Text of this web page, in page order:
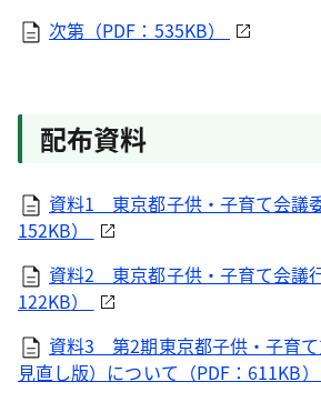
次第（PDF：535KB）
配布資料
資料1 東京都子供・子育て会議
152KB）
資料2 東京都子供・子育て会議
122KB）
資料3 第2期東京都子供・子育
見直し版）について（PDF：611KB）